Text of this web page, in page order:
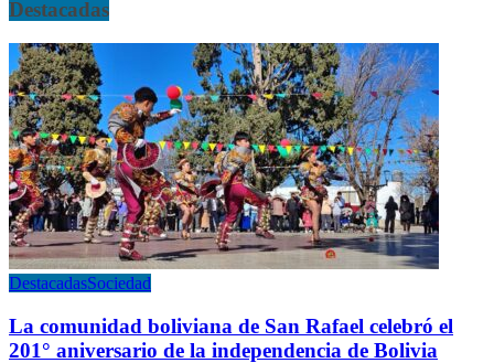
Destacadas
DestacadasSociedad
La comunidad boliviana de San Rafael celebró el
201° aniversario de la independencia de Bolivia